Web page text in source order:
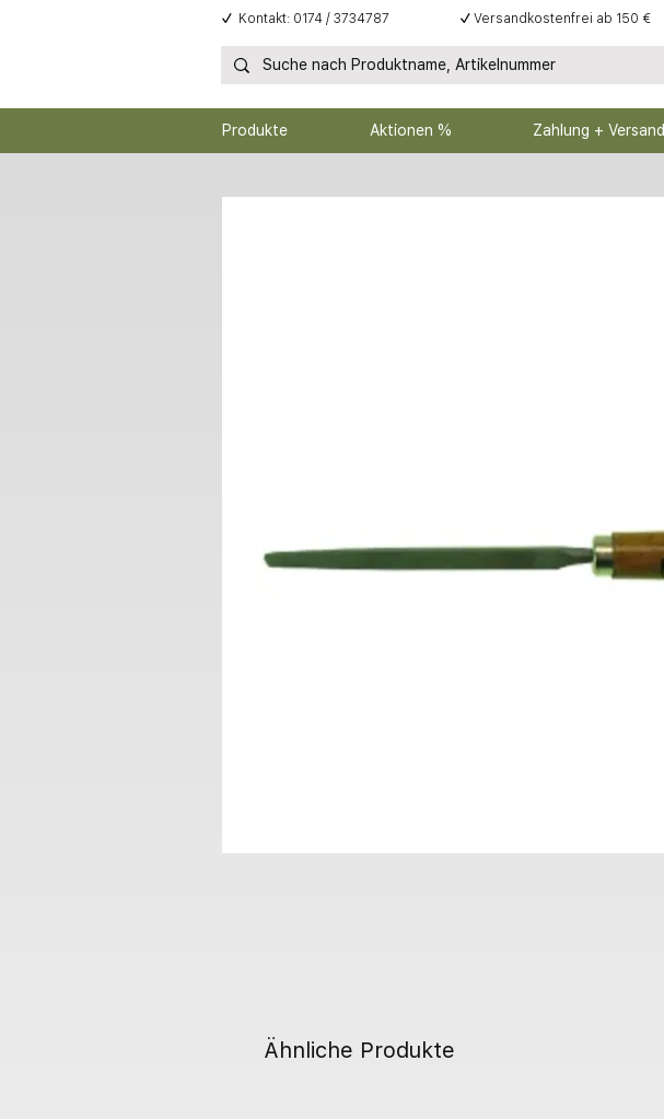
Produkte Aktionen % Zahlung + Versand
✓ Kontakt: 0174 / 3734787 ✓ Versandkostenfrei ab 150 €
Ähnliche Produkte